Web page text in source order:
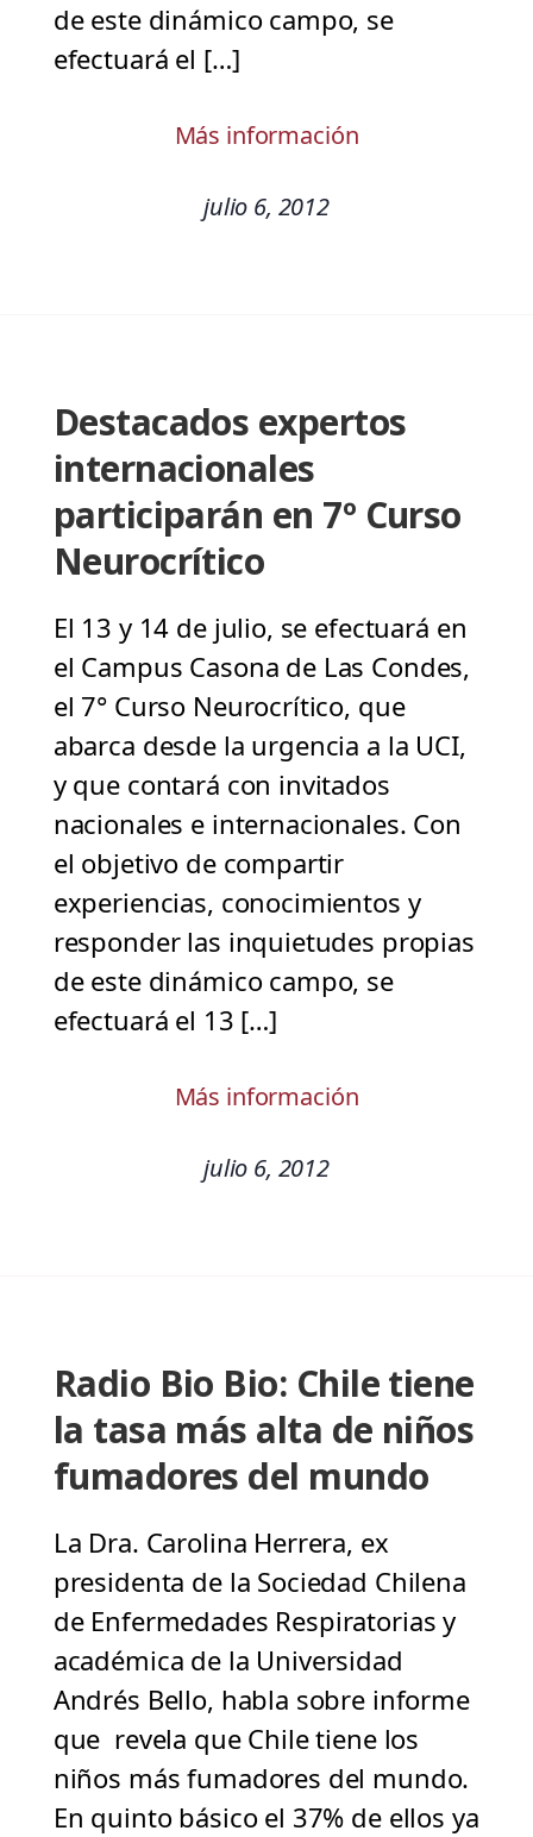
de este dinámico campo, se
efectuará el […]
Más información
julio 6, 2012
Destacados expertos
internacionales
participarán en 7º Curso
Neurocrítico
El 13 y 14 de julio, se efectuará en
el Campus Casona de Las Condes,
el 7° Curso Neurocrítico, que
abarca desde la urgencia a la UCI,
y que contará con invitados
nacionales e internacionales. Con
el objetivo de compartir
experiencias, conocimientos y
responder las inquietudes propias
de este dinámico campo, se
efectuará el 13 […]
Más información
julio 6, 2012
Radio Bio Bio: Chile tiene
la tasa más alta de niños
fumadores del mundo
La Dra. Carolina Herrera, ex
presidenta de la Sociedad Chilena
de Enfermedades Respiratorias y
académica de la Universidad
Andrés Bello, habla sobre informe
que revela que Chile tiene los
niños más fumadores del mundo.
En quinto básico el 37% de ellos ya